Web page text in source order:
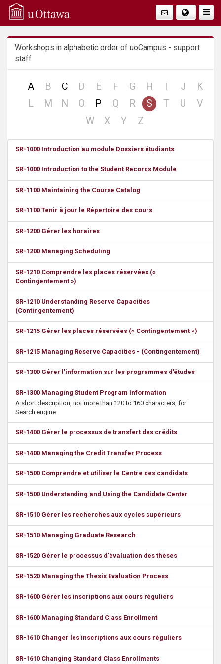
Q
u
Workshops in alphabetic order of uoCampus - support
staff
A Bno
record
C Dno
record
Eno
record
Fno
record
Gno
record
Hno
recordrecord
Jno
record
Kno
L Mno
Nno
record
Ono
record
P Qno
record
Rno
record
S Tno
Uno
Vno
Wno
Xno
Yno
Zno
SR-1000 Introduction au module Dossiers étudiants
SR-1000 Introduction to the Student Records Module
SR-1100 Maintaining the Course Catalog
SR-1100 Tenir à jour le Répertoire des cours
SR-1200 Gérer les horaires
SR-1200 Managing Scheduling
SR-1210 Comprendre les places réservées («
Contingentement »)
SR-1210 Understanding Reserve Capacities
(Contingentement)
SR-1215 Gérer les places réservées (« Contingentement »)
SR-1215 Managing Reserve Capacities - (Contingentement)
SR-1300 Gérer l’information sur les programmes d’études
SR-1300 Managing Student Program Information
A short description, not more than 120 to 160 characters, for
Search engine
SR-1400 Gérer le processus de transfert des crédits
SR-1400 Managing the Credit Transfer Process
SR-1500 Comprendre et utiliser le Centre des candidats
SR-1500 Understanding and Using the Candidate Center
SR-1510 Gérer les recherches aux cycles supérieurs
SR-1510 Managing Graduate Research
SR-1520 Gérer le processus d'évaluation des thèses
SR-1520 Managing the Thesis Evaluation Process
SR-1600 Gérer les inscriptions aux cours réguliers
SR-1600 Managing Standard Class Enrollment
SR-1610 Changer les inscriptions aux cours réguliers
SR-1610 Changing Standard Class Enrollments